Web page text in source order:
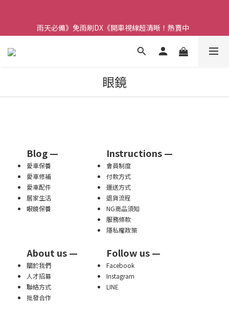
聯絡我們確認。
雨天必備》免雨刷DX《開車視線超清晰！熱賣中
【重要】本公司不會在假日、非上班時段以電話連絡，若有疑慮請
眼鏡
Blog — Instructions —
愛車保養
會員制度
愛車修補
付款方式
愛車配件
運送方式
居家生活
退貨流程
眼鏡保養
NG商品須知
服務條款
隱私權政策
About us — Follow us —
關於我們
Facebook
人才招募
Instagram
聯絡方式
LINE
批發合作